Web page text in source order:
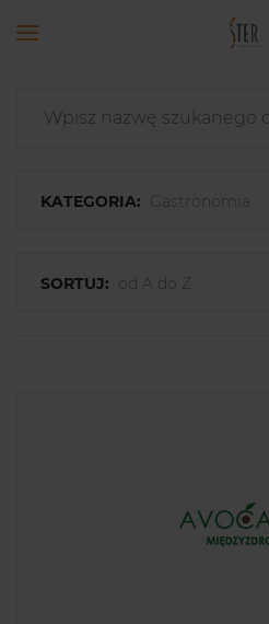
KATEGORIA: Gastronomia
SORTUJ: od A do Z